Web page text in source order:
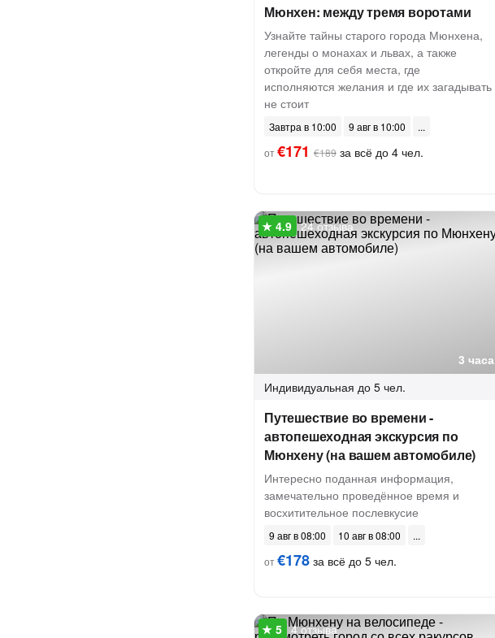
Мюнхен: между тремя воротами
Узнайте тайны старого города Мюнхена,
легенды о монахах и львах, а также
откройте для себя места, где
исполняются желания и где их загадывать
не стоит
Завтра в 10:00
9 авг в 10:00
от€171 €189 за всё до 4 чел.
3 часа
24 отзыва
Индивидуальная до 5 чел.
Путешествие во времени -
автопешеходная экскурсия по
Мюнхену (на вашем автомобиле)
Интересно поданная информация,
замечательно проведённое время и
восхитительное послевкусие
9 авг в 08:00
10 авг в 08:00
от€178 за всё до 5 чел.
4 отзыва